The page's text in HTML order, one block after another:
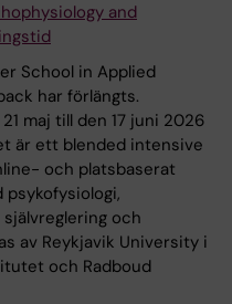
and
School in Applied
har förlängts.
maj till den 17 juni 2026
är ett blended intensive
och platsbaserat
psykofysiologi,
och
av Reykjavik University i
och Radboud